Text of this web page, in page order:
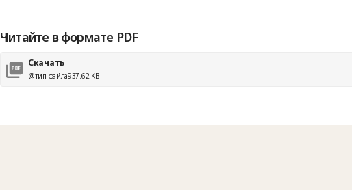
Читайте в формате PDF
Скачать
@тип файла937.62 KB